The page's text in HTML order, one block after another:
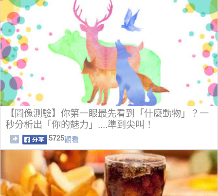
【圖像測驗】你第一眼最先看到「什麼動物」？一
秒分析出「你的魅力」....準到尖叫！
5725觀看